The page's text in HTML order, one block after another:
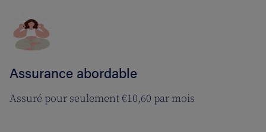
Assurance abordable
Assuré pour seulement €10,60 par mois